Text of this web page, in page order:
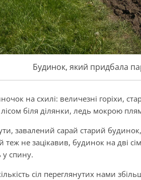
Будинок, який придбала
на схилі: величезні горіхи,
біля ділянки, ледь мокрою
завалений сарай старий
теж не зацікавив, будинок на дві
у спину.
сіл переглянутих нами